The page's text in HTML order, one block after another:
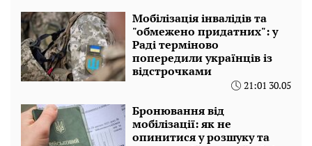
Мобілізація інвалідів та
"обмежено придатних": у
Раді терміново
попередили українців із
відстрочками
21:01 30.05
Бронювання від
мобілізації: як не
опинитися у розшуку та